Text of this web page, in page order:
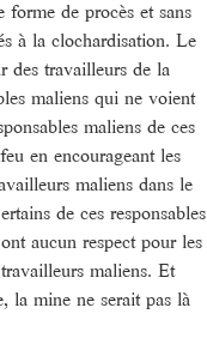
forme de procès et sans
à la clochardisation. Le
des travailleurs de la
maliens qui ne voient
maliens de ces
en encourageant les
maliens dans le
de ces responsables
aucun respect pour les
maliens. Et
la mine ne serait pas là